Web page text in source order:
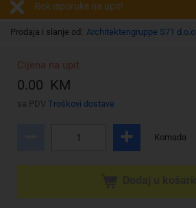
Rok isporuke na upit!
Prodaja i slanje od: Architektengruppe S71 d.o.o.
Cijena na upit
0.00 KM
sa PDV Troškovi dostave
Komada